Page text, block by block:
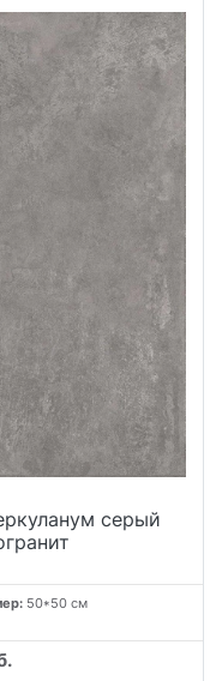
серый
50*50 см